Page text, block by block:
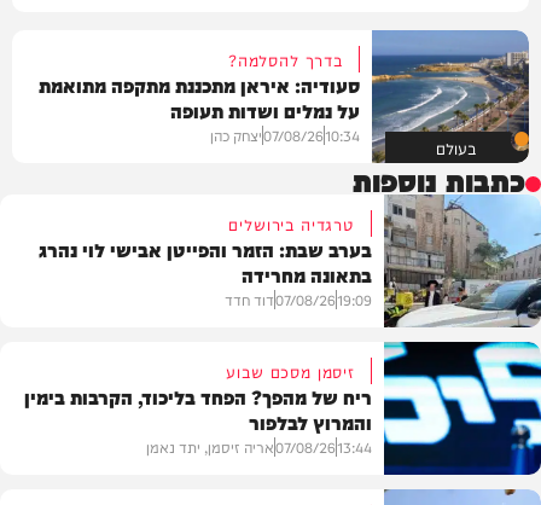
בעולם
בדרך להסלמה?
סעודיה: איראן מתכננת מתקפה מתואמת
על נמלים ושדות תעופה
10:34
07/08/26יצחק כהן
כתבות נוספות
בארץ
טרגדיה בירושלים
בערב שבת: הזמר והפייטן אבישי לוי נהרג
בתאונה מחרידה
19:09
07/08/26דוד חדד
זיסמן מסכם שבוע
ריח של מהפך? הפחד בליכוד, הקרבות בימין
והמרוץ לבלפור
13:44
07/08/26אריה זיסמן, יתד נאמן